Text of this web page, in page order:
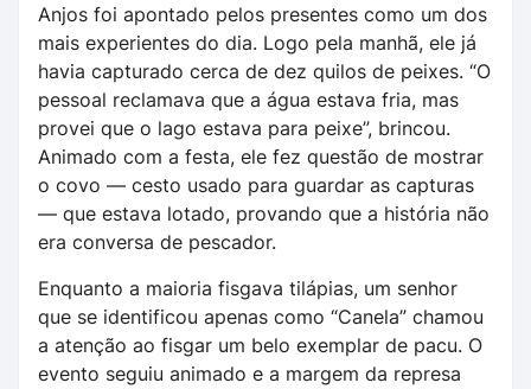
Anjos foi apontado pelos presentes como um dos
mais experientes do dia. Logo pela manhã, ele já
havia capturado cerca de dez quilos de peixes. “O
pessoal reclamava que a água estava fria, mas
provei que o lago estava para peixe”, brincou.
Animado com a festa, ele fez questão de mostrar
o covo — cesto usado para guardar as capturas
— que estava lotado, provando que a história não
era conversa de pescador.
Enquanto a maioria fisgava tilápias, um senhor
que se identificou apenas como “Canela” chamou
a atenção ao fisgar um belo exemplar de pacu. O
evento seguiu animado e a margem da represa